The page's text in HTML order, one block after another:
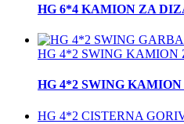
HG 6*4 KAMION ZA
HG 4*2 SWING KAMION
HG 4*2 SWING
HG 4*2 CISTERNA